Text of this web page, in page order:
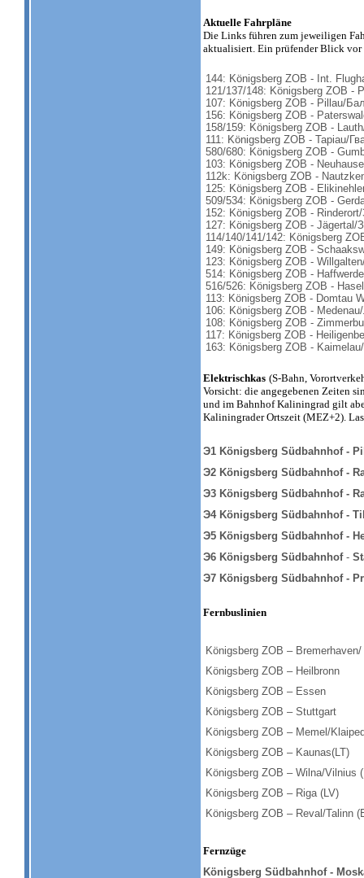
Aktuelle Fahrpläne
Die Links führen zum jeweiligen
aktualisiert. Ein prüfender Blick
144: Königsberg ZOB - Int.
121/137/148: Königsberg ZOB -
107: Königsberg ZOB - Pillau/
156: Königsberg ZOB -
158/159: Königsberg ZOB -
111: Königsberg ZOB - Tapiau/
580/680: Königsberg ZOB -
103: Königsberg ZOB -
112k: Königsberg ZOB -
125: Königsberg ZOB -
509/534: Königsberg ZOB -
152: Königsberg ZOB -
127: Königsberg ZOB - Jägertal/
114/140/141/142: Königsberg
149: Königsberg ZOB -
123: Königsberg ZOB -
514: Königsberg ZOB -
516/526: Königsberg ZOB -
113: Königsberg ZOB - Domtau
106: Königsberg ZOB -
108: Königsberg ZOB -
117: Königsberg ZOB -
163: Königsberg ZOB -
Elektrischkas (S-Bahn,
Vorsicht: die angegebenen Zeiten
und im Bahnhof Kaliningrad gilt
Kaliningrader Ortszeit (MEZ+2).
Э1 Königsberg Südbahnhof -
Э2 Königsberg Südbahnhof -
Э3 Königsberg Südbahnhof -
Э4 Königsberg Südbahnhof -
Э5 Königsberg Südbahnhof -
Э6 Königsberg Südbahnhof -
Э7 Königsberg Südbahnhof -
Fernbuslinien
Königsberg ZOB – Bremerhaven/
Königsberg ZOB – Heilbronn
Königsberg ZOB – Essen
Königsberg ZOB – Stuttgart
Königsberg ZOB – Memel/
Königsberg ZOB – Kaunas(LT)
Königsberg ZOB – Wilna/Vilnius
Königsberg ZOB – Riga (LV)
Königsberg ZOB – Reval/Talinn
Fernzüge
Königsberg Südbahnhof -